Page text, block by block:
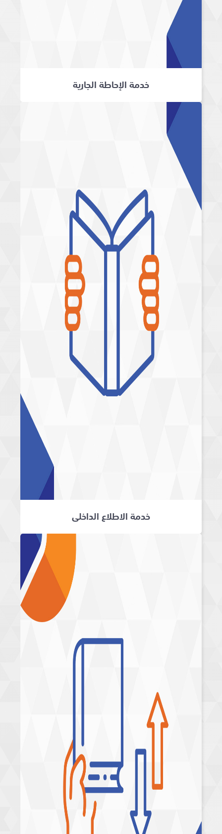
خدمة الإحاطة الجارية
خدمة الاطلاع الداخلي